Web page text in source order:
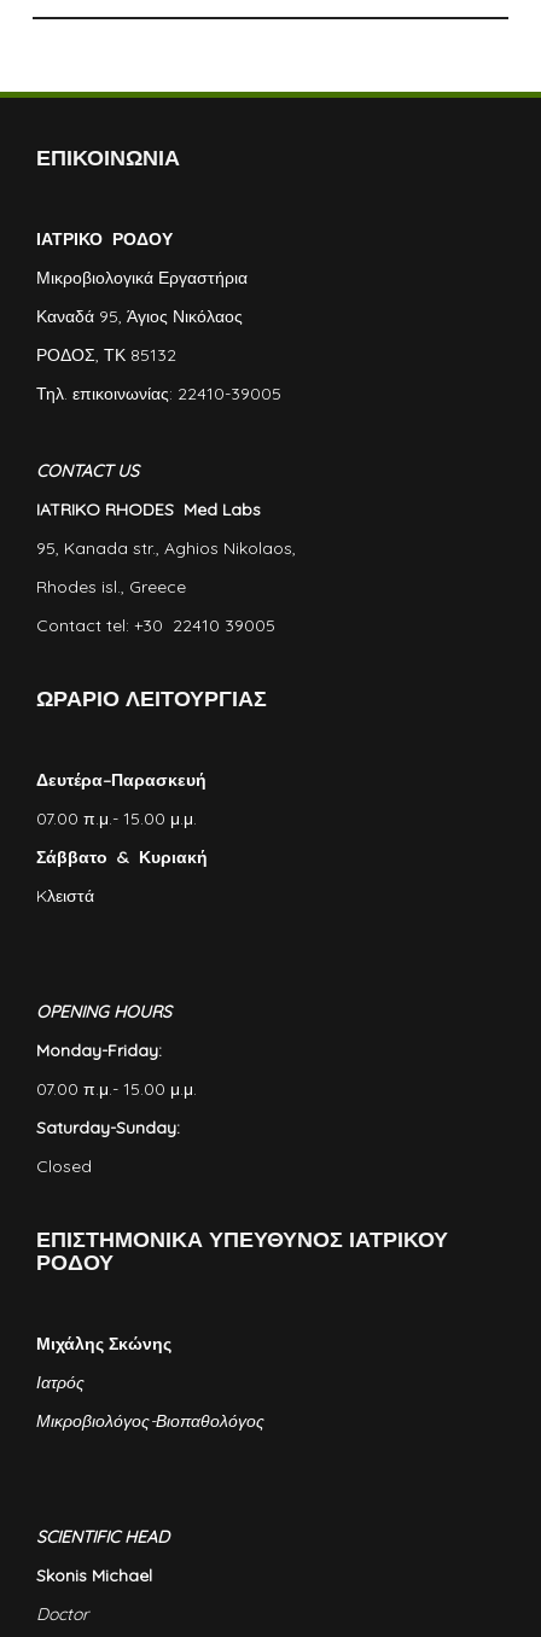
ΕΠΙΚΟΙΝΩΝΙΑ
ΙΑΤΡΙΚΟ ΡΟΔΟΥ
Μικροβιολογικά Εργαστήρια
Καναδά 95, Άγιος Νικόλαος
ΡΟΔΟΣ, ΤΚ 85132
Τηλ. επικοινωνίας: 22410-39005
CONTACT US
IATRIKO RHODES Med Labs
95, Kanada str., Aghios Nikolaos,
Rhodes isl., Greece
Contact tel: +30 22410 39005
ΩΡΑΡΙΟ ΛΕΙΤΟΥΡΓΙΑΣ
Δευτέρα–Παρασκευή
07.00 π.μ.- 15.00 μ.μ.
Σάββατο & Κυριακή
Kλειστά
OPENING HOURS
Monday-Friday:
07.00 π.μ.- 15.00 μ.μ.
Saturday-Sunday:
Closed
ΕΠΙΣΤΗΜΟΝΙΚΑ ΥΠΕΥΘΥΝΟΣ ΙΑΤΡΙΚΟΥ
ΡΟΔΟΥ
Μιχάλης Σκώνης
Ιατρός
Μικροβιολόγος-Βιοπαθολόγος
SCIENTIFIC HEAD
Skonis Michael
Doctor